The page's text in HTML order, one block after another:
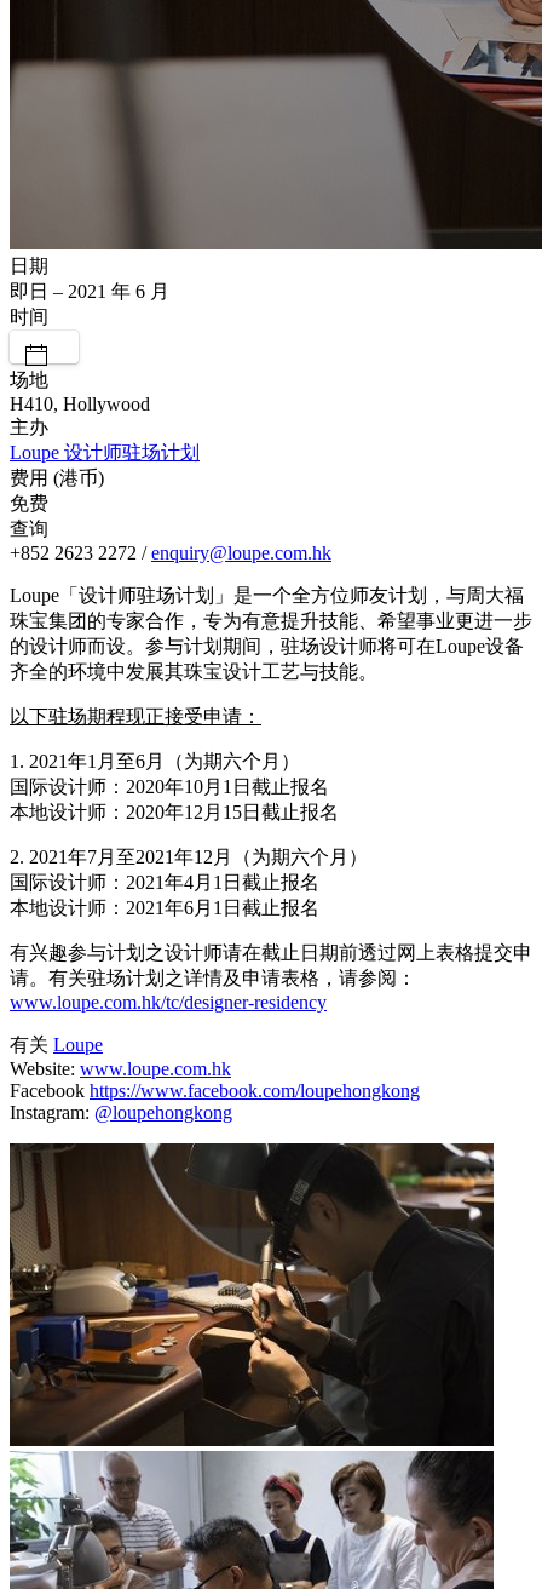
日期
即日 – 2021 年 6 月
时间
场地
H410, Hollywood
主办
Loupe 设计师驻场计划
费用 (港币)
免费
查询
+852 2623 2272 /enquiry@loupe.com.hk
Loupe「设计师驻场计划」是一个全方位师友计划，与周大福
珠宝集团的专家合作，专为有意提升技能、希望事业更进一步
的设计师而设。参与计划期间，驻场设计师将可在Loupe设备
齐全的环境中发展其珠宝设计工艺与技能。
以下驻场期程现正接受申请：
1. 2021年1月至6月（为期六个月）
国际设计师：2020年10月1日截止报名
本地设计师：2020年12月15日截止报名
2. 2021年7月至2021年12月（为期六个月）
国际设计师：2021年4月1日截止报名
本地设计师：2021年6月1日截止报名
有兴趣参与计划之设计师请在截止日期前透过网上表格提交申
请。有关驻场计划之详情及申请表格，请参阅：
www.loupe.com.hk/tc/designer-residency
有关 Loupe
Website: www.loupe.com.hk
Facebook https://www.facebook.com/loupehongkong
Instagram: @loupehongkong